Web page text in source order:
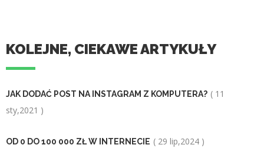
KOLEJNE, CIEKAWE ARTYKUŁY
JAK DODAĆ POST NA INSTAGRAM Z KOMPUTERA? ( 11
sty,2021 )
OD 0 DO 100 000 ZŁ W INTERNECIE ( 29 lip,2024 )